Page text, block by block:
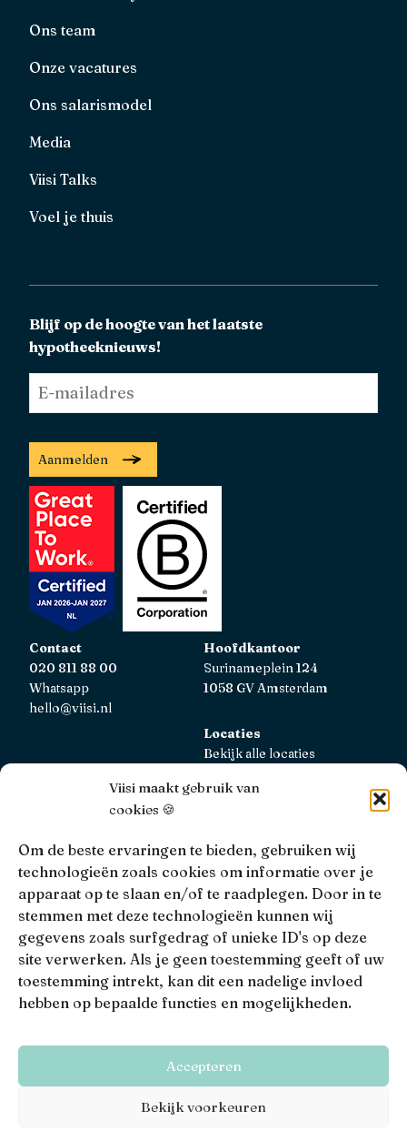
Viisi maakt gebruik van
cookies 🍪
Om de beste ervaringen te bieden, gebruiken wij
technologieën zoals cookies om informatie over je
apparaat op te slaan en/of te raadplegen. Door in te
stemmen met deze technologieën kunnen wij
gegevens zoals surfgedrag of unieke ID's op deze
site verwerken. Als je geen toestemming geeft of uw
toestemming intrekt, kan dit een nadelige invloed
hebben op bepaalde functies en mogelijkheden.
Accepteren
Bekijk voorkeuren
Ons team
Onze vacatures
Ons salarismodel
Media
Viisi Talks
Voel je thuis
Blijf op de hoogte van het laatste
hypotheeknieuws!
mailadres *
Aanmelden
Contact
020 811 88 00
Whatsapp
hello@viisi.nl
Hoofdkantoor
Surinameplein 124
1058 GV Amsterdam
Locaties
Bekijk alle locaties
Viisi Hypotheken is geregistreerd bij de AFM.
Niet tevreden over onze interne klachtbehandeling, dan
kun je terecht bijKiFiD.
• 4.9 • • 1517 Reviews
Viisi © 2026
Algemene voorwaarden
Privacy, disclaimers en voorwaarden